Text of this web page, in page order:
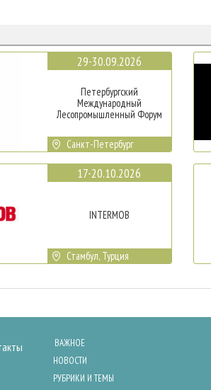
29-30.09.2026
Петербургский
Международный
Лесопромышленный Форум
Санкт-Петербург
17-20.10.2026
INTERMOB
Стамбул, Турция
ВАЖНОЕ
НОВОСТИ
РУБРИКИ И ТЕМЫ